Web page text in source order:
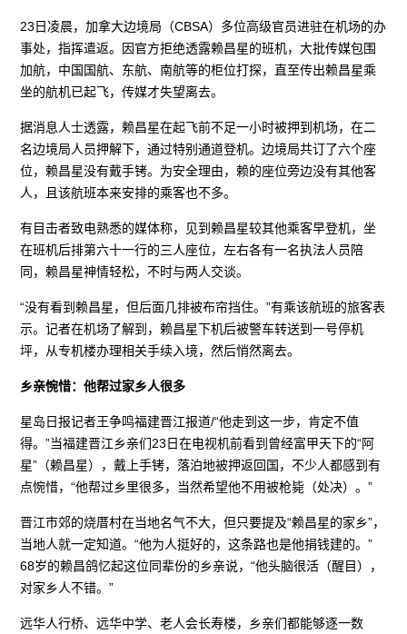
23日凌晨，加拿大边境局（CBSA）多位高级官员进驻在机场的办
事处，指挥遣返。因官方拒绝透露赖昌星的班机，大批传媒包围
加航，中国国航、东航、南航等的柜位打探，直至传出赖昌星乘
坐的航机已起飞，传媒才失望离去。
据消息人士透露，赖昌星在起飞前不足一小时被押到机场，在二
名边境局人员押解下，通过特别通道登机。边境局共订了六个座
位，赖昌星没有戴手铐。为安全理由，赖的座位旁边没有其他客
人，且该航班本来安排的乘客也不多。
有目击者致电熟悉的媒体称，见到赖昌星较其他乘客早登机，坐
在班机后排第六十一行的三人座位，左右各有一名执法人员陪
同，赖昌星神情轻松，不时与两人交谈。
“没有看到赖昌星，但后面几排被布帘挡住。”有乘该航班的旅客表
示。记者在机场了解到，赖昌星下机后被警车转送到一号停机
坪，从专机楼办理相关手续入境，然后悄然离去。
乡亲惋惜：他帮过家乡人很多
星岛日报记者王争鸣福建晋江报道/“他走到这一步，肯定不值
得。”当福建晋江乡亲们23日在电视机前看到曾经富甲天下的“阿
星”（赖昌星），戴上手铐，落泊地被押返回国，不少人都感到有
点惋惜，“他帮过乡里很多，当然希望他不用被枪毙（处决）。”
晋江市郊的烧厝村在当地名气不大，但只要提及“赖昌星的家乡”，
当地人就一定知道。“他为人挺好的，这条路也是他捐钱建的。”
68岁的赖昌鸽忆起这位同辈份的乡亲说，“他头脑很活（醒目），
对家乡人不错。”
远华人行桥、远华中学、老人会长寿楼，乡亲们都能够逐一数